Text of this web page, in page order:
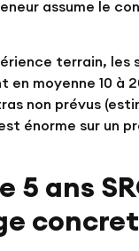
assume le
terrain, les
en moyenne 10 à
non prévus
énorme sur un
5 ans
concret